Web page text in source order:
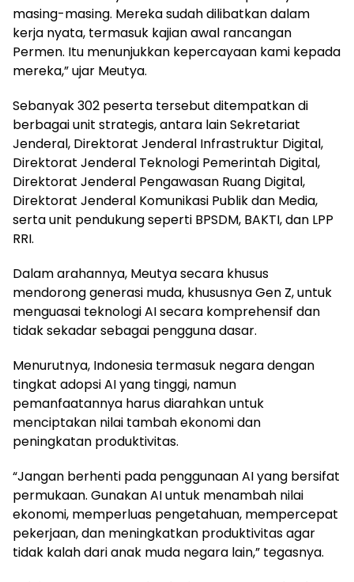
masing-masing. Mereka sudah dilibatkan dalam
kerja nyata, termasuk kajian awal rancangan
Permen. Itu menunjukkan kepercayaan kami kepada
mereka,” ujar Meutya.
Sebanyak 302 peserta tersebut ditempatkan di
berbagai unit strategis, antara lain Sekretariat
Jenderal, Direktorat Jenderal Infrastruktur Digital,
Direktorat Jenderal Teknologi Pemerintah Digital,
Direktorat Jenderal Pengawasan Ruang Digital,
Direktorat Jenderal Komunikasi Publik dan Media,
serta unit pendukung seperti BPSDM, BAKTI, dan LPP
RRI.
Dalam arahannya, Meutya secara khusus
mendorong generasi muda, khususnya Gen Z, untuk
menguasai teknologi AI secara komprehensif dan
tidak sekadar sebagai pengguna dasar.
Menurutnya, Indonesia termasuk negara dengan
tingkat adopsi AI yang tinggi, namun
pemanfaatannya harus diarahkan untuk
menciptakan nilai tambah ekonomi dan
peningkatan produktivitas.
“Jangan berhenti pada penggunaan AI yang bersifat
permukaan. Gunakan AI untuk menambah nilai
ekonomi, memperluas pengetahuan, mempercepat
pekerjaan, dan meningkatkan produktivitas agar
tidak kalah dari anak muda negara lain,” tegasnya.